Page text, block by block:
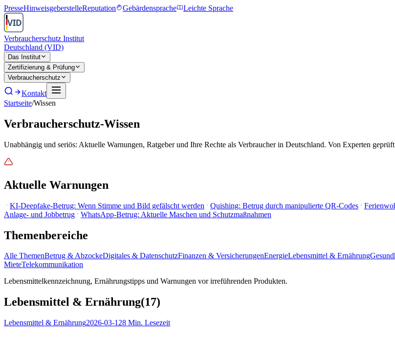
PresseHinweisgeberstelleReputation Gebärdensprache Leichte Sprache
Verbraucherschutz Institut
Deutschland (VID)
Das Institut
Zertifizierung & Prüfung
Verbraucherschutz
Kontakt
Startseite/Wissen
Verbraucherschutz-Wissen
Unabhängig und seriös: Aktuelle Warnungen, Ratgeber und Ihre Rechte als Verbraucher in Deutschland. Von Experten
Aktuelle Warnungen
KI-Deepfake-Betrug: Wenn Stimme und Bild gefälscht werden Quishing: Betrug durch manipulierte QR-Codes
Anlage- und Jobbetrug
WhatsApp-Betrug: Aktuelle Maschen und Schutzmaßnahmen
Themenbereiche
Alle ThemenBetrug & AbzockeDigitales & DatenschutzFinanzen & VersicherungenEnergieLebensmittel & Ernährung
MieteTelekommunikation
Lebensmittelkennzeichnung, Ernährungstipps und Warnungen vor irreführenden Produkten.
Lebensmittel & Ernährung(17)
Lebensmittel & Ernährung2026-03-128 Min. Lesezeit